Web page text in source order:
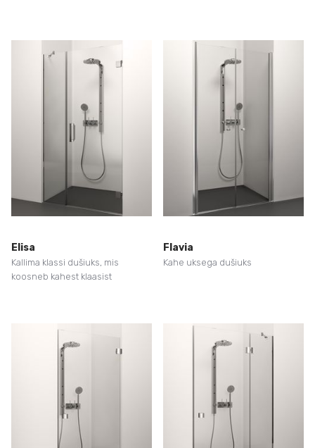
Elisa
Kallima klassi dušiuks, mis
koosneb kahest klaasist
Flavia
Kahe uksega dušiuks